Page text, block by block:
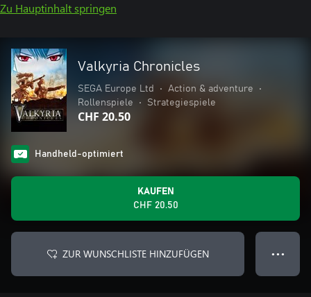
Zu Hauptinhalt springen
Valkyria Chronicles
SEGA Europe Ltd • Action & adventure
•
Rollenspiele
• Strategiespiele
CHF 20.50
Handheld-optimiert
KAUFEN
CHF 20.50
ZUR WUNSCHLISTE HINZUFÜGEN ● ● ●